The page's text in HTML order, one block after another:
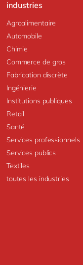
industries
Agroalimentaire
Automobile
Chimie
Commerce de gros
Fabrication discrète
Ingénierie
Institutions publiques
Retail
Santé
Services professionnels
Services publics
Textiles
toutes les industries